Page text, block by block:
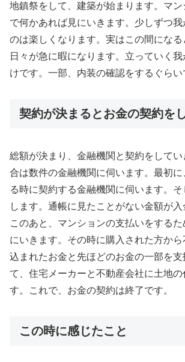
地鎮祭をして、建築が始まります。マ
で何かあれば見にいきます。少しずつ我
のは楽しくなります。実はこの間にな
日々が急に暇になります。立っていく
けです。一部、内装の確認をするぐらい
契約が決まるとお金の契約を
総額が決まり、金融機関と契約をして
合は数件の金融機関に伺います。最初
る時に契約する金融機関に伺います。
します。通帳に見たことがない金額が入
このあと、マンションの支払いをする
にいきます。その時に購入された方から
込まれたお金と先ほどのお金の一部を支
て、住宅メーカーと不動産会社に土地の
す。これで、お金の契約は終了です。
この時に感じたこと